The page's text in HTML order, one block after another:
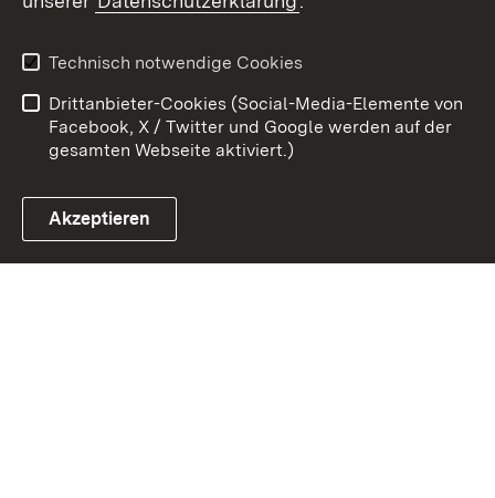
Link zum Landesportal
Kontakt
Datenschutz
Barrierefreiheit
Impressum Cookies
Technisch notwendige Cookies
Drittanbieter-Cookies (Social-Media-Elemente von
Facebook, X / Twitter und Google werden auf der
gesamten Webseite aktiviert.)
Akzeptieren